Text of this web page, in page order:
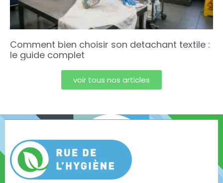
Comment bien choisir son detachant textile :
le guide complet
voir tous nos articles